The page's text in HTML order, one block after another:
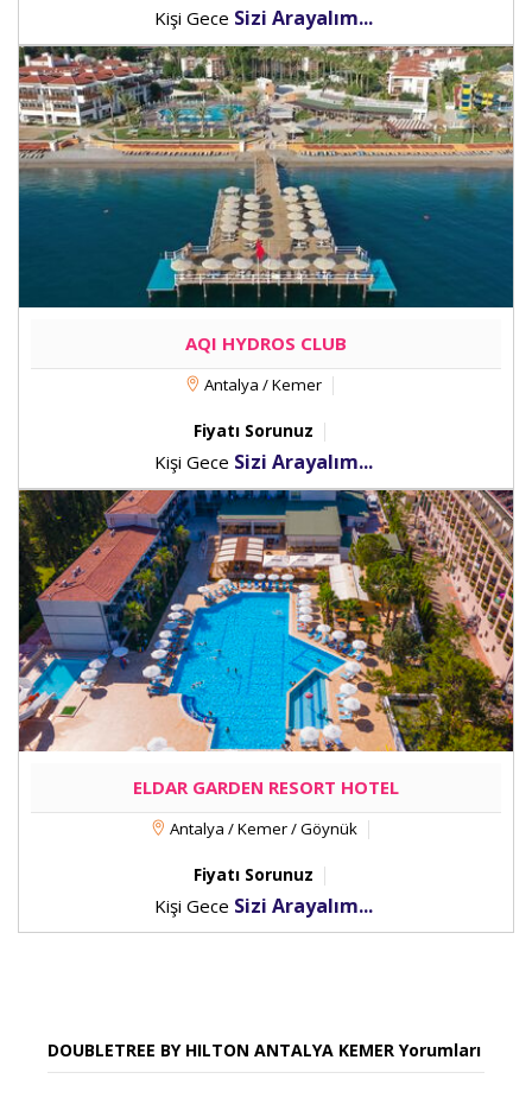
Kişi Gece Sizi Arayalım...
AQI HYDROS CLUB
Antalya / Kemer
Fiyatı Sorunuz
Kişi Gece Sizi Arayalım...
ELDAR GARDEN RESORT HOTEL
Antalya / Kemer / Göynük
Fiyatı Sorunuz
Kişi Gece Sizi Arayalım...
DOUBLETREE BY HILTON ANTALYA KEMER Yorumları